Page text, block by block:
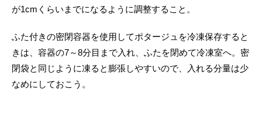
が1cmくらいまでになるように調整すること。
ふた付きの密閉容器を使用してポタージュを冷凍保存すると
きは、容器の7～8分目まで入れ、ふたを閉めて冷凍室へ。密
閉袋と同じように凍ると膨張しやすいので、入れる分量は少
なめにしておこう。